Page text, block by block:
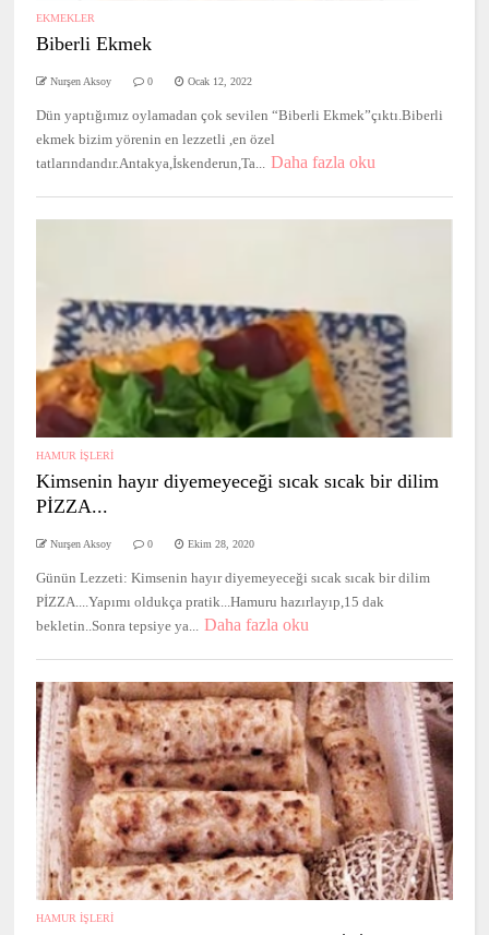
EKMEKLER
Biberli Ekmek
Nurşen Aksoy 0 Ocak 12, 2022
Dün yaptığımız oylamadan çok sevilen “Biberli Ekmek”çıktı.Biberli
ekmek bizim yörenin en lezzetli ,en özel
tatlarındandır.Antakya,İskenderun,Ta... Daha fazla oku
HAMUR İŞLERİ
Kimsenin hayır diyemeyeceği sıcak sıcak bir dilim
PİZZA...
Nurşen Aksoy 0 Ekim 28, 2020
Günün Lezzeti: Kimsenin hayır diyemeyeceği sıcak sıcak bir dilim
PİZZA....Yapımı oldukça pratik...Hamuru hazırlayıp,15 dak
bekletin..Sonra tepsiye ya... Daha fazla oku
HAMUR İŞLERİ